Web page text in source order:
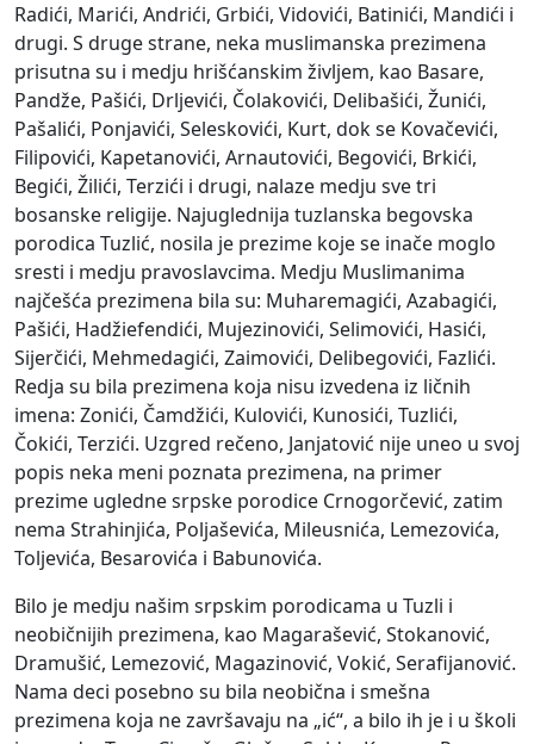
Radići, Marići, Andrići, Grbići, Vidovići, Batinići, Mandići i
drugi. S druge strane, neka muslimanska prezimena
prisutna su i medju hrišćanskim življem, kao Basare,
Pandže, Pašići, Drljevići, Čolakovići, Delibašići, Žunići,
Pašalići, Ponjavići, Seleskovići, Kurt, dok se Kovačevići,
Filipovići, Kapetanovići, Arnautovići, Begovići, Brkići,
Begići, Žilići, Terzići i drugi, nalaze medju sve tri
bosanske religije. Najuglednija tuzlanska begovska
porodica Tuzlić, nosila je prezime koje se inače moglo
sresti i medju pravoslavcima. Medju Muslimanima
najčešća prezimena bila su: Muharemagići, Azabagići,
Pašići, Hadžiefendići, Mujezinovići, Selimovići, Hasići,
Sijerčići, Mehmedagići, Zaimovići, Delibegovići, Fazlići.
Redja su bila prezimena koja nisu izvedena iz ličnih
imena: Zonići, Čamdžići, Kulovići, Kunosići, Tuzlići,
Čokići, Terzići. Uzgred rečeno, Janjatović nije uneo u svoj
popis neka meni poznata prezimena, na primer
prezime ugledne srpske porodice Crnogorčević, zatim
nema Strahinjića, Poljaševića, Mileusnića, Lemezovića,
Toljevića, Besarovića i Babunovića.
Bilo je medju našim srpskim porodicama u Tuzli i
neobičnijih prezimena, kao Magarašević, Stokanović,
Dramušić, Lemezović, Magazinović, Vokić, Serafijanović.
Nama deci posebno su bila neobična i smešna
prezimena koja ne završavaju na „ić“, a bilo ih je i u školi